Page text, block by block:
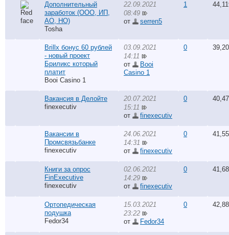
Дополнительный
заработок (ООО, ИП,
АО, НО)
Tosha
22.09.2021
08:49
от
serren5
1
Brillx бонус 60 рублей
- новый проект
Бриликс который
платит
Booi Casino 1
03.09.2021
14:11
от
Booi
Casino 1
0
Вакансия в Делойте
finexecutiv
20.07.2021
15:11
от
finexecutiv
0
Вакансии в
Промсвязьбанке
finexecutiv
24.06.2021
14:31
от
finexecutiv
0
Книги за опрос
FinExecutive
finexecutiv
02.06.2021
14:29
от
finexecutiv
0
Ортопедическая
подушка
Fedor34
15.03.2021
23:22
от
Fedor34
0